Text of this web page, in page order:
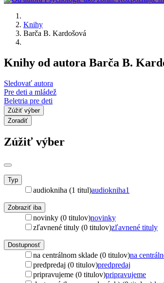
Knihy
Barča B. Kardošová
Knihy od autora Barča B.
Sledovať autora
Pre deti a mládež
Beletria pre deti
Zúžiť výber
Zoradiť
Zúžiť výber
Typ
audiokniha (1 titul)audiokniha1
Zobraziť iba
novinky (0 titulov)novinky
zľavnené tituly (0 titulov)zľavnené tituly
Dostupnosť
na centrálnom sklade (0 titulov)na
predpredaj (0 titulov)predpredaj
pripravujeme (0 titulov)pripravujeme